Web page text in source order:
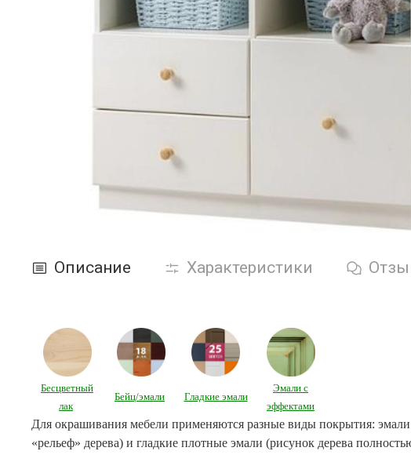
Описание Характеристики
Бесцветный
лак
Бейц/эмали Гладкие эмали
Эмали с
эффектами
Для окрашивания мебели применяются разные виды покрытия:
«рельеф» дерева) и гладкие плотные эмали (рисунок дерева